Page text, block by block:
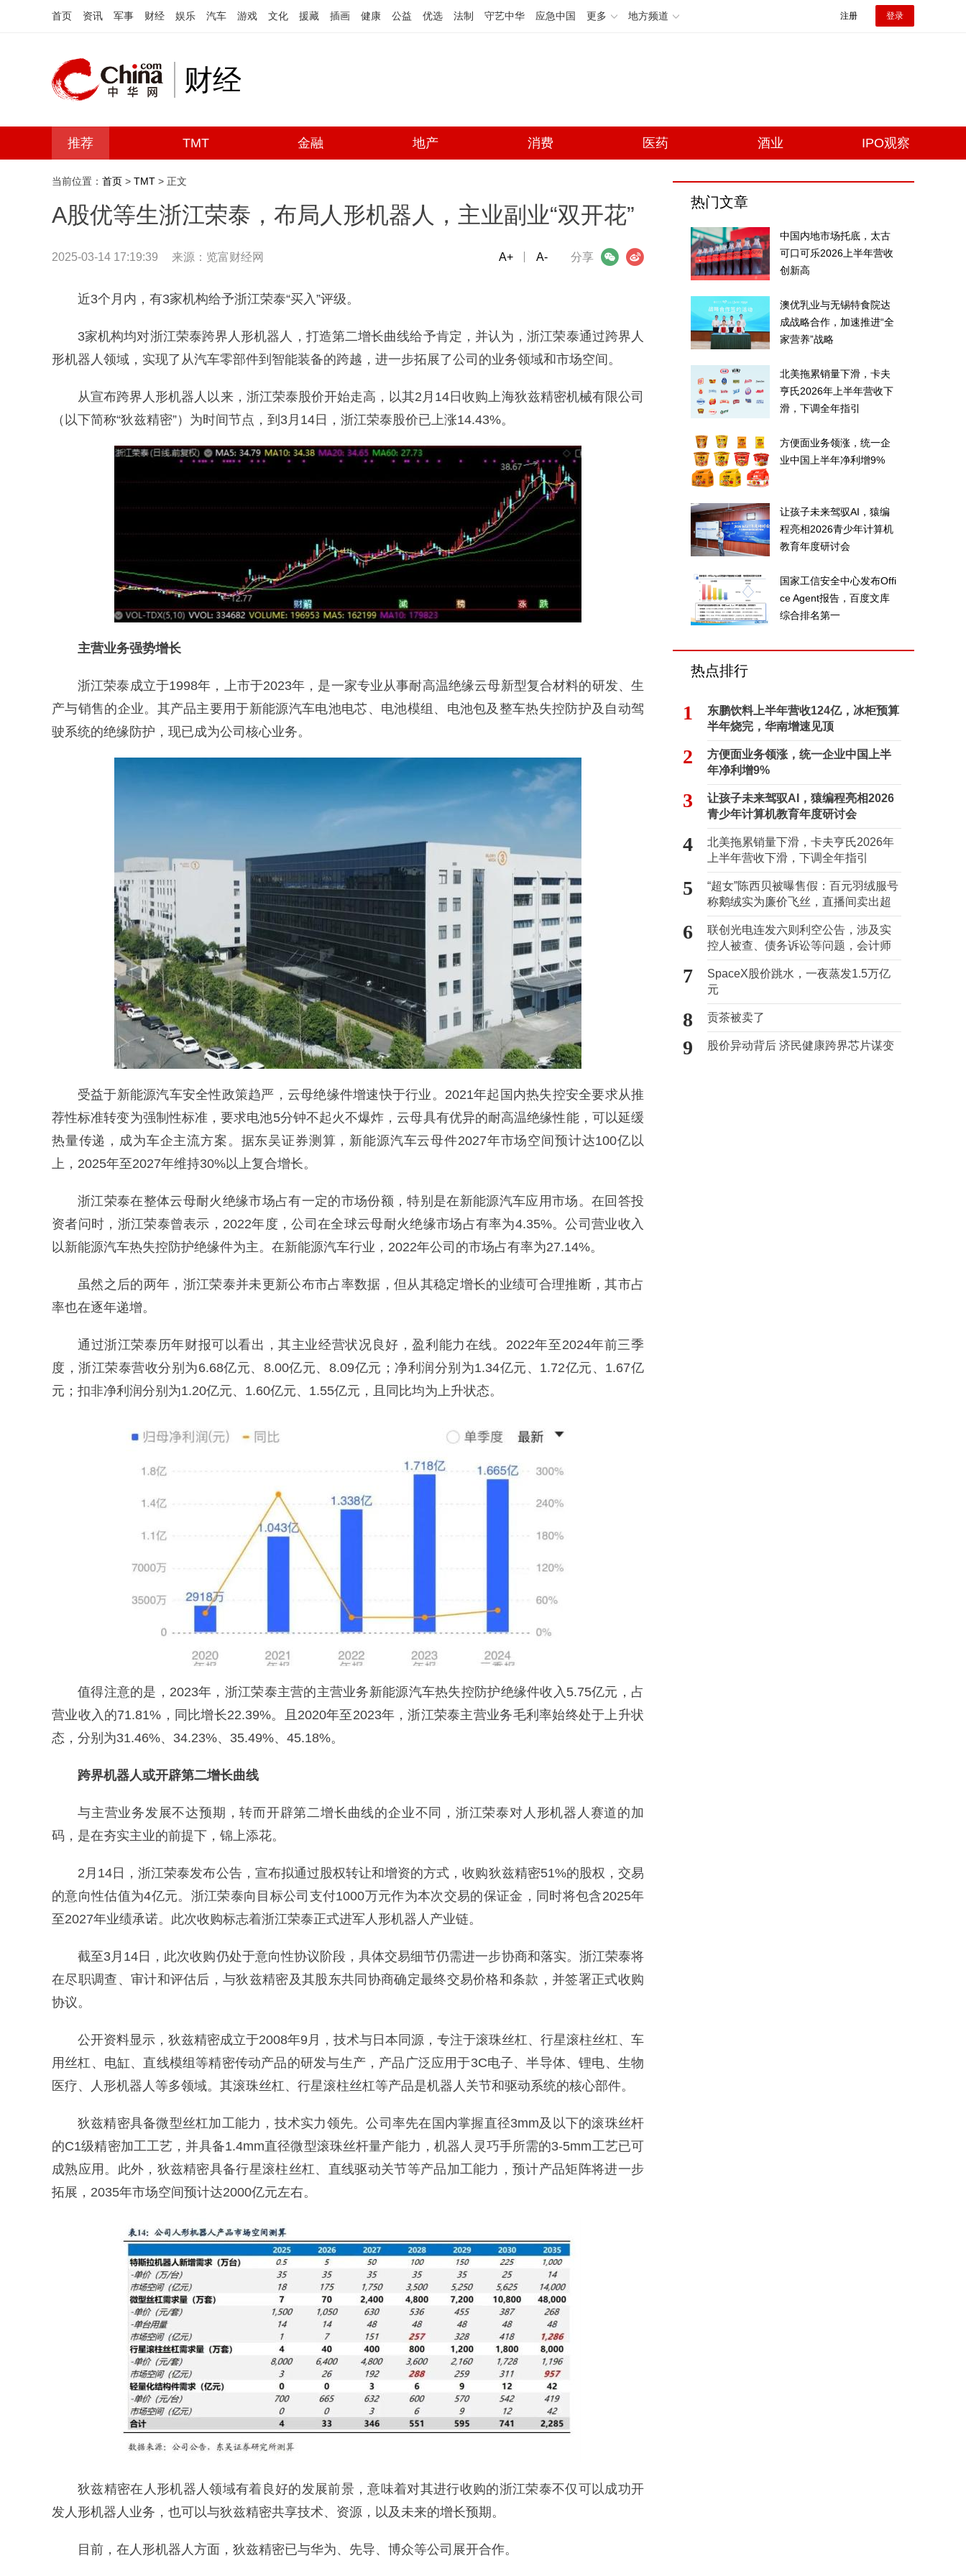
首页 资讯 军事 财经 娱乐 汽车 游戏 文化 援藏 插画 健康 公益 优选 法制 守艺中华 应急中国 更多 地方频道 注册 登录
财经
推荐 TMT 金融 地产 消费 医药 酒业 IPO观察
当前位置： 首页 > TMT > 正文
A股优等生浙江荣泰，布局人形机器人，主业副业“双开花”
2025-03-14 17:19:39 来源：览富财经网 分享
微信 微博
A+ A-
近3个月内，有3家机构给予浙江荣泰“买入”评级。
3家机构均对浙江荣泰跨界人形机器人，打造第二增长曲线给予肯定，并认为，浙江荣泰通过跨界人
形机器人领域，实现了从汽车零部件到智能装备的跨越，进一步拓展了公司的业务领域和市场空间。
从宣布跨界人形机器人以来，浙江荣泰股价开始走高，以其2月14日收购上海狄兹精密机械有限公司
（以下简称“狄兹精密”）为时间节点，到3月14日，浙江荣泰股价已上涨14.43%。
主营业务强势增长
浙江荣泰成立于1998年，上市于2023年，是一家专业从事耐高温绝缘云母新型复合材料的研发、生
产与销售的企业。其产品主要用于新能源汽车电池电芯、电池模组、电池包及整车热失控防护及自动驾
驶系统的绝缘防护，现已成为公司核心业务。
受益于新能源汽车安全性政策趋严，云母绝缘件增速快于行业。2021年起国内热失控安全要求从推
荐性标准转变为强制性标准，要求电池5分钟不起火不爆炸，云母具有优异的耐高温绝缘性能，可以延缓
热量传递，成为车企主流方案。据东吴证券测算，新能源汽车云母件2027年市场空间预计达100亿以
上，2025年至2027年维持30%以上复合增长。
浙江荣泰在整体云母耐火绝缘市场占有一定的市场份额，特别是在新能源汽车应用市场。在回答投
资者问时，浙江荣泰曾表示，2022年度，公司在全球云母耐火绝缘市场占有率为4.35%。公司营业收入
以新能源汽车热失控防护绝缘件为主。在新能源汽车行业，2022年公司的市场占有率为27.14%。
虽然之后的两年，浙江荣泰并未更新公布市占率数据，但从其稳定增长的业绩可合理推断，其市占
率也在逐年递增。
通过浙江荣泰历年财报可以看出，其主业经营状况良好，盈利能力在线。2022年至2024年前三季
度，浙江荣泰营收分别为6.68亿元、8.00亿元、8.09亿元；净利润分别为1.34亿元、1.72亿元、1.67亿
元；扣非净利润分别为1.20亿元、1.60亿元、1.55亿元，且同比均为上升状态。
值得注意的是，2023年，浙江荣泰主营的主营业务新能源汽车热失控防护绝缘件收入5.75亿元，占
营业收入的71.81%，同比增长22.39%。且2020年至2023年，浙江荣泰主营业务毛利率始终处于上升状
态，分别为31.46%、34.23%、35.49%、45.18%。
跨界机器人或开辟第二增长曲线
与主营业务发展不达预期，转而开辟第二增长曲线的企业不同，浙江荣泰对人形机器人赛道的加
码，是在夯实主业的前提下，锦上添花。
2月14日，浙江荣泰发布公告，宣布拟通过股权转让和增资的方式，收购狄兹精密51%的股权，交易
的意向性估值为4亿元。浙江荣泰向目标公司支付1000万元作为本次交易的保证金，同时将包含2025年
至2027年业绩承诺。此次收购标志着浙江荣泰正式进军人形机器人产业链。
截至3月14日，此次收购仍处于意向性协议阶段，具体交易细节仍需进一步协商和落实。浙江荣泰将
在尽职调查、审计和评估后，与狄兹精密及其股东共同协商确定最终交易价格和条款，并签署正式收购
协议。
公开资料显示，狄兹精密成立于2008年9月，技术与日本同源，专注于滚珠丝杠、行星滚柱丝杠、车
用丝杠、电缸、直线模组等精密传动产品的研发与生产，产品广泛应用于3C电子、半导体、锂电、生物
医疗、人形机器人等多领域。其滚珠丝杠、行星滚柱丝杠等产品是机器人关节和驱动系统的核心部件。
狄兹精密具备微型丝杠加工能力，技术实力领先。公司率先在国内掌握直径3mm及以下的滚珠丝杆
的C1级精密加工工艺，并具备1.4mm直径微型滚珠丝杆量产能力，机器人灵巧手所需的3-5mm工艺已可
成熟应用。此外，狄兹精密具备行星滚柱丝杠、直线驱动关节等产品加工能力，预计产品矩阵将进一步
拓展，2035年市场空间预计达2000亿元左右。
狄兹精密在人形机器人领域有着良好的发展前景，意味着对其进行收购的浙江荣泰不仅可以成功开
发人形机器人业务，也可以与狄兹精密共享技术、资源，以及未来的增长预期。
目前，在人形机器人方面，狄兹精密已与华为、先导、博众等公司展开合作。
热门文章
中国内地市场托底，太古
可口可乐2026上半年营收
创新高
澳优乳业与无锡特食院达
成战略合作，加速推进“全
家营养”战略
北美拖累销量下滑，卡夫
亨氏2026年上半年营收下
滑，下调全年指引
方便面业务领涨，统一企
业中国上半年净利增9%
让孩子未来驾驭AI，猿编
程亮相2026青少年计算机
教育年度研讨会
国家工信安全中心发布Offi
ce Agent报告，百度文库
综合排名第一
热点排行
1
东鹏饮料上半年营收124亿，冰柜预算
半年烧完，华南增速见顶
2
方便面业务领涨，统一企业中国上半
年净利增9%
3
让孩子未来驾驭AI，猿编程亮相2026
青少年计算机教育年度研讨会
4
北美拖累销量下滑，卡夫亨氏2026年
上半年营收下滑，下调全年指引
5
“超女”陈西贝被曝售假：百元羽绒服号
称鹅绒实为廉价飞丝，直播间卖出超
百万元
6
联创光电连发六则利空公告，涉及实
控人被查、债务诉讼等问题，会计师
事务所曾出具“保留意见”
7
SpaceX股价跳水，一夜蒸发1.5万亿
元
8 贡茶被卖了
9 股价异动背后 济民健康跨界芯片谋变